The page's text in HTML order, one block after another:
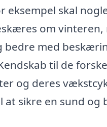
eksempel skal
om vinteren,
bedre med
til de
og deres
at sikre en sund og